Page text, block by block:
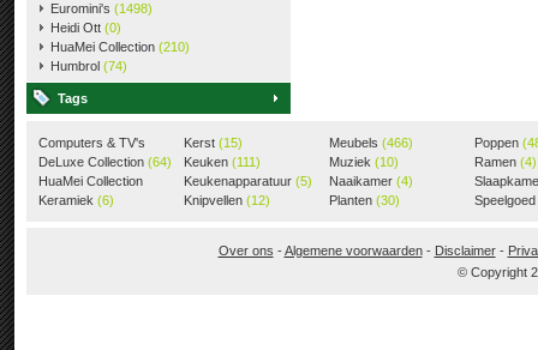
Euromini's (1498)
Heidi Ott (0)
HuaMei Collection (210)
Humbrol (74)
Tags
Computers & TV's
(18)
DeLuxe Collection (64)
HuaMei Collection
(205)
Keramiek (6)
Kerst (15)
Keuken (111)
Keukenapparatuur (5)
Knipvellen (12)
Meubels (466)
Muziek (10)
Naaikamer (4)
Planten (30)
Poppen
Ramen (4)
Speelgoed
Over ons -Algemene voorwaarden- Disclaimer-
© Copyright